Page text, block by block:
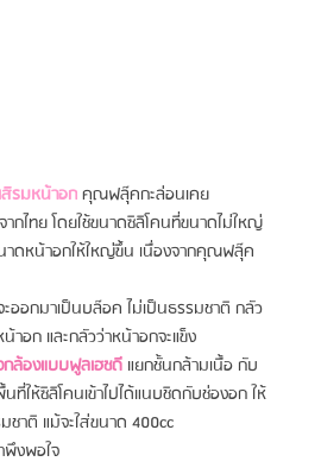
รมหน้าอก คุณฟลุ๊คกะล่อนเคย
กไทย โดยใช้ขนาดซิลิโคนที่ขนาดไม่ใหญ่
าดหน้าอกให้ใหญ่ขึ้น เนื่องจากคุณฟลุ๊ค
ออกมาเป็นบล๊อค ไม่เป็นธรรมชาติ กลัว
าอก และกลัวว่าหน้าอกจะแข็ง
ล้องแบบฟูลเฮชดี แยกชั้นกล้ามเนื้อ กับ
ที่ให้ซิลิโคนเข้าไปได้แนบชิดกับช่องอก ให้
าติ แม้จะใส่ขนาด 400cc
งพอใจ